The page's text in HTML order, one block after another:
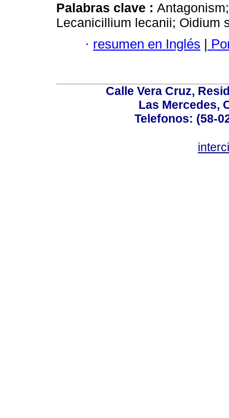
Palabras clave :
Lecanicillium lecanii; Oidium
· resumen en Inglés
Calle Vera Cruz,
Las Mercedes,
Telefonos: (58-